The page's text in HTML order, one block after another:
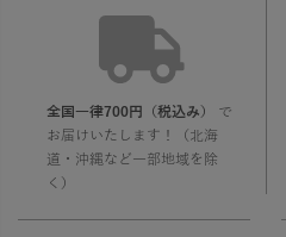
全国一律700円（税込み）
で
お届けいたします！（北海
道・沖縄など一部地域を除
く）